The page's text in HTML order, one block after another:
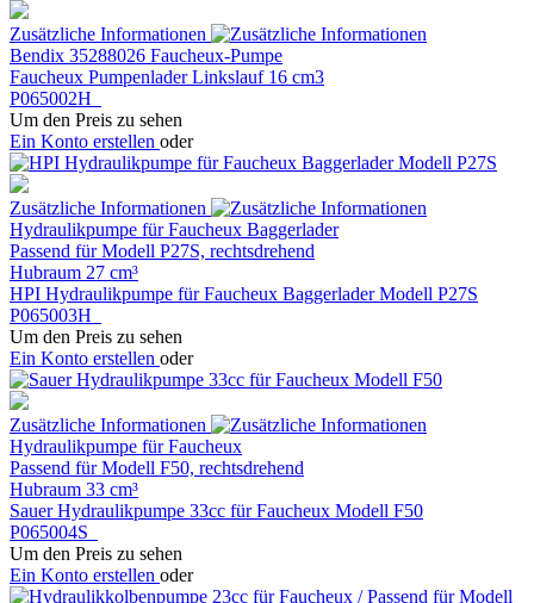
Zusätzliche Informationen
Bendix 35288026 Faucheux-Pumpe
Faucheux Pumpenlader Linkslauf 16 cm3
P065002H
Um den Preis zu sehen
Ein Konto erstellen oder
Zusätzliche Informationen
Hydraulikpumpe für Faucheux Baggerlader
Passend für Modell P27S, rechtsdrehend
Hubraum 27 cm³
HPI Hydraulikpumpe für Faucheux Baggerlader Modell P27S
P065003H
Um den Preis zu sehen
Ein Konto erstellen oder
Zusätzliche Informationen
Hydraulikpumpe für Faucheux
Passend für Modell F50, rechtsdrehend
Hubraum 33 cm³
Sauer Hydraulikpumpe 33cc für Faucheux Modell F50
P065004S
Um den Preis zu sehen
Ein Konto erstellen oder